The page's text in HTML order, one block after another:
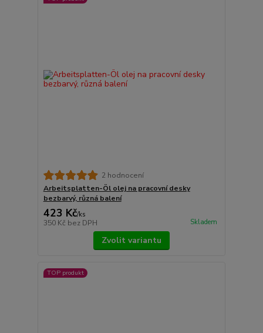
2 hodnocení
Arbeitsplatten-Öl olej na pracovní desky
bezbarvý, různá balení
423 Kč/ks
350 Kč bez DPH Skladem
Zvolit variantu
TOP produkt